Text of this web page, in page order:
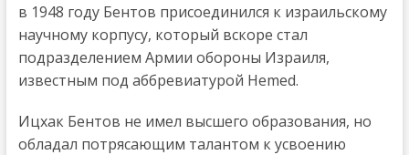
в 1948 году Бентов присоединился к израильскому
научному корпусу, который вскоре стал
подразделением Армии обороны Израиля,
известным под аббревиатурой Hemed.
Ицхак Бентов не имел высшего образования, но
обладал потрясающим талантом к усвоению